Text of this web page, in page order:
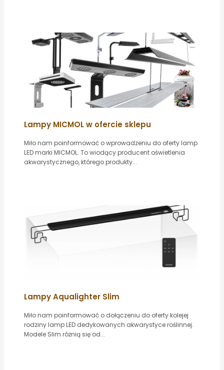
Lampy MICMOL w ofercie sklepu
Miło nam poinformować o wprowadzeniu do oferty lamp
LED marki MICMOL. To wiodący producent oświetlenia
akwarystycznego, którego produkty...
Lampy Aqualighter Slim
Miło nam poinformować o dołączeniu do oferty kolejej
rodziny lamp LED dedykowanych akwarystyce roślinnej.
Modele Slim różnią się od...